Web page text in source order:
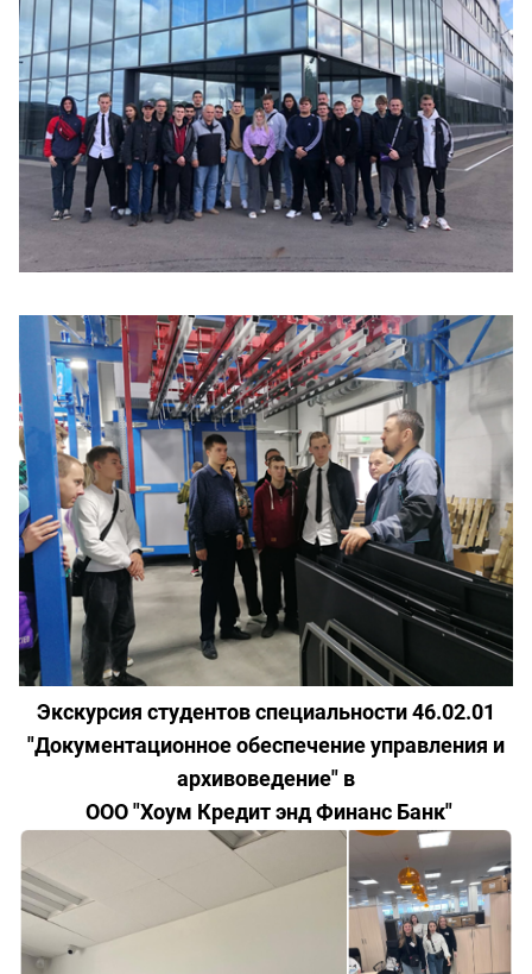
Экскурсия студентов специальности 46.02.01
"Документационное обеспечение управления и
архивоведение" в
ООО "Хоум Кредит энд Финанс Банк"